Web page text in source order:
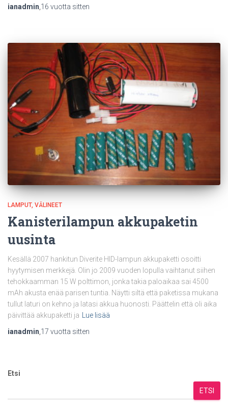
ianadmin,16 vuotta sitten
LAMPUT VÄLINEET
Kanisterilampun akkupaketin
uusinta
Kesällä 2007 hankitun Diverite HID-lampun akkupaketti osoitti
hyytymisen merkkejä. Olin jo 2009 vuoden lopulla vaihtanut siihen
tehokkaamman 15 W polttimon, jonka takia paloaikaa sai 4500
mAh akusta enää parisen tuntia. Näytti siltä että paketissa mukana
tullut laturi on kehno ja latasi akkua huonosti. Päättelin että oli aika
päivittää akkupaketti ja
Lue lisää
ianadmin 17 vuotta sitten
Etsi
ETSI